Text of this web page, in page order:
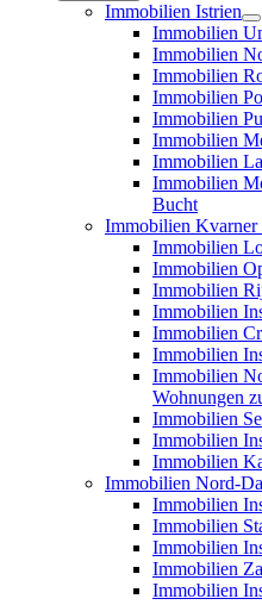
Immobilien Istrien
Immobilien
Immobilien
Immobilien
Immobilien
Immobilien
Immobilien
Immobilien
Immobilien
Bucht
Immobilien Kvarner
Immobilien
Immobilien
Immobilien
Immobilien
Immobilien
Immobilien
Immobilien
Wohnungen
Immobilien
Immobilien
Immobilien
Immobilien Nord-
Immobilien
Immobilien
Immobilien
Immobilien
Immobilien